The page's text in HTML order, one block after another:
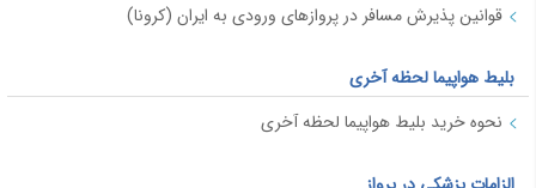
قوانین پذیرش مسافر در پروازهای ورودی به ایران (کرونا)
بلیط هواپیما لحظه آخری
نحوه خرید بلیط هواپیما لحظه آخری